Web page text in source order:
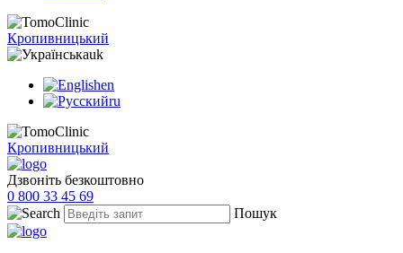
Кропивницький
uk
en
ru
Кропивницький
Дзвоніть безкоштовно
0 800 33 45 69
Пошук